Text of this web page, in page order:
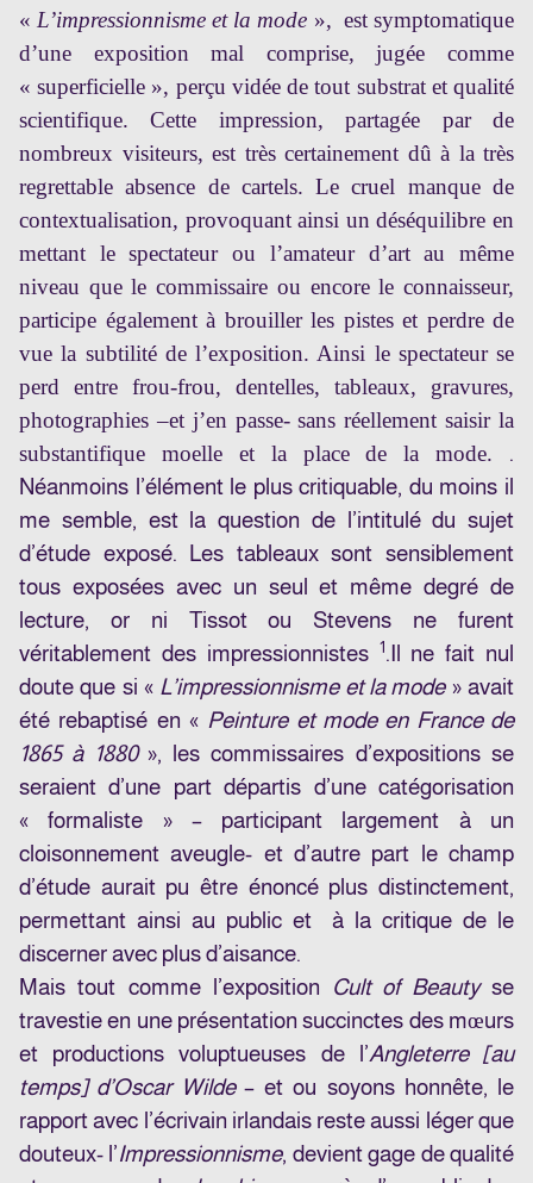
« L’impressionnisme et la mode », est symptomatique
d’une exposition mal comprise, jugée comme
« superficielle », perçu vidée de tout substrat et qualité
scientifique. Cette impression, partagée par de
nombreux visiteurs, est très certainement dû à la très
regrettable absence de cartels. Le cruel manque de
contextualisation, provoquant ainsi un déséquilibre en
mettant le spectateur ou l’amateur d’art au même
niveau que le commissaire ou encore le connaisseur,
participe également à brouiller les pistes et perdre de
vue la subtilité de l’exposition. Ainsi le spectateur se
perd entre frou-frou, dentelles, tableaux, gravures,
photographies –et j’en passe- sans réellement saisir la
substantifique moelle et la place de la mode. .
Néanmoins l’élément le plus critiquable, du moins il
me semble, est la question de l’intitulé du sujet
d’étude exposé. Les tableaux sont sensiblement
tous exposées avec un seul et même degré de
lecture, or ni Tissot ou Stevens ne furent
véritablement des impressionnistes 1.Il ne fait nul
doute que si « L’impressionnisme et la mode» avait
été rebaptisé en « Peinture et mode en France de
1865 à 1880 », les commissaires d’expositions se
seraient d’une part départis d’une catégorisation
« formaliste » – participant largement à un
cloisonnement aveugle- et d’autre part le champ
d’étude aurait pu être énoncé plus distinctement,
permettant ainsi au public et à la critique de le
discerner avec plus d’aisance.
Mais tout comme l’exposition Cult of Beautyse
travestie en une présentation succinctes des mœurs
et productions voluptueuses de l’Angleterre [au
temps] d’Oscar Wilde – et ou soyons honnête, le
rapport avec l’écrivain irlandais reste aussi léger que
douteux- l’Impressionnisme, devient gage de qualité